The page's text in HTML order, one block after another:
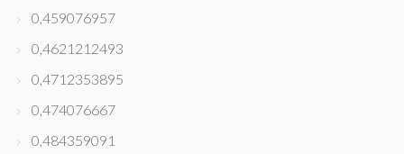
0,459076957
0,4621212493
0,4712353895
0,474076667
0,484359091